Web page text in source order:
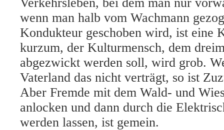
wenn man halb vom Wachmann
Kondukteur geschoben wird, ist eine
kurzum, der Kulturmensch, dem
abgezwickt werden soll, wird grob.
Vaterland das nicht verträgt, so ist
Aber Fremde mit dem Wald- und
anlocken und dann durch die
werden lassen, ist gemein.